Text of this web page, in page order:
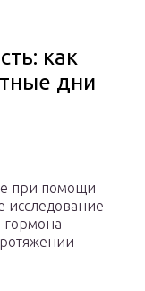
как
дни
при помощи
исследование
гормона